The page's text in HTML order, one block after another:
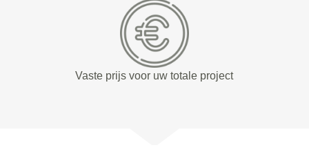
Vaste prijs voor uw totale project